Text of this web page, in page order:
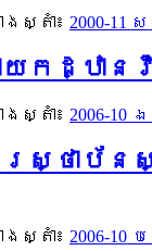
ស្តាំ៖ 2000-
នាយកដ្
ស្តាំ៖ 2006-
តរស្ថា
ស្តាំ៖ 2006-